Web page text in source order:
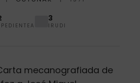
3
IRUDI
mecanografiada de